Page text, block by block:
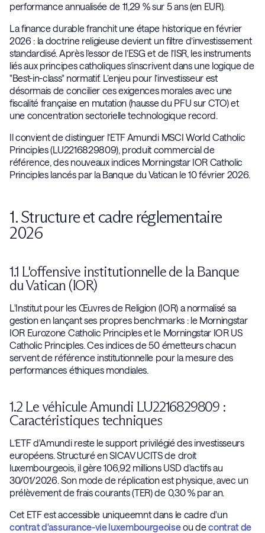
performance annualisée de 11,29 % sur 5 ans (en EUR).
La finance durable franchit une étape historique en février
2026 : la doctrine religieuse devient un filtre d’investissement
standardisé. Après l’essor de l’ESG et de l’ISR, les instruments
liés aux principes catholiques s’inscrivent dans une logique de
"Best-in-class" normatif. L’enjeu pour l’investisseur est
désormais de concilier ces exigences morales avec une
fiscalité française en mutation (hausse du PFU sur CTO) et
une concentration sectorielle technologique record.
Il convient de distinguer l’ETF Amundi MSCI World Catholic
Principles (LU2216829809), produit commercial de
référence, des nouveaux indices Morningstar IOR Catholic
Principles lancés par la Banque du Vatican le 10 février 2026.
1. Structure et cadre réglementaire
2026
1.1 L'offensive institutionnelle de la Banque
du Vatican (IOR)
L'Institut pour les Œuvres de Religion (IOR) a normalisé sa
gestion en lançant ses propres benchmarks : le Morningstar
IOR Eurozone Catholic Principles et le Morningstar IOR US
Catholic Principles. Ces indices de 50 émetteurs chacun
servent de référence institutionnelle pour la mesure des
performances éthiques mondiales.
1.2 Le véhicule Amundi LU2216829809 :
Caractéristiques techniques
L’ETF d'Amundi reste le support privilégié des investisseurs
européens. Structuré en SICAV UCITS de droit
luxembourgeois, il gère 106,92 millions USD d'actifs au
30/01/2026. Son mode de réplication est physique, avec un
prélèvement de frais courants (TER) de 0,30 % par an.
Cet ETF est accessible uniqueemnt dans le cadre d'un
contrat d'assurance-vie luxembourgeoiseou decontrat de